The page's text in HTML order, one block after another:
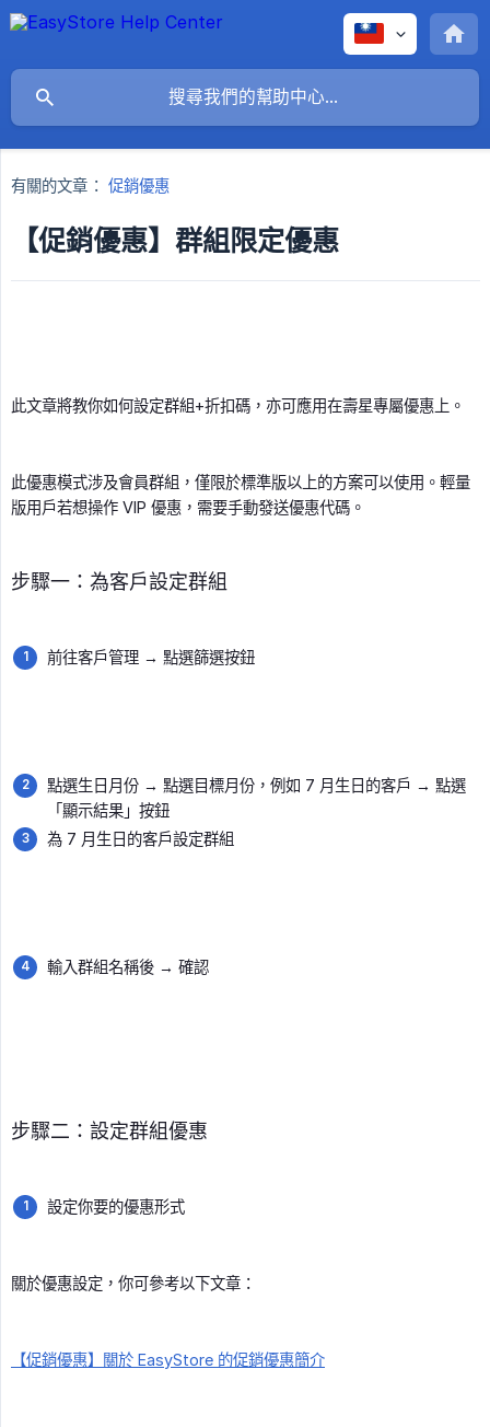
有關的文章： 促銷優惠
【促銷優惠】群組限定優惠
此文章將教你如何設定群組+折扣碼，亦可應用在壽星專屬優惠上。
此優惠模式涉及會員群組，僅限於標準版以上的方案可以使用。輕量
版用戶若想操作 VIP 優惠，需要手動發送優惠代碼。
步驟一：為客戶設定群組
前往客戶管理 → 點選篩選按鈕
點選生日月份 → 點選目標月份，例如 7 月生日的客戶 → 點選
「顯示結果」按鈕
為 7 月生日的客戶設定群組
輸入群組名稱後 → 確認
步驟二：設定群組優惠
設定你要的優惠形式
關於優惠設定，你可參考以下文章：
【促銷優惠】關於 EasyStore 的促銷優惠簡介